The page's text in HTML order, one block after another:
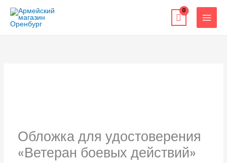
Перейти
содержимому
Обложка для удостоверения
«Ветеран боевых действий»